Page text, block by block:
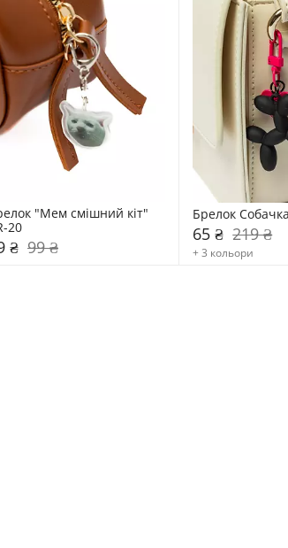
"Мем смішний кіт"
20
₴ 99 ₴
Брелок
65 ₴ 219 ₴
+ 3 кольори